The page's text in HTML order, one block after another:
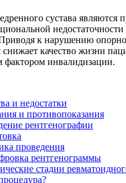
сустава являются
Приводя к нарушению
снижает качество жизни
фактором инвалидизации.
и недостатки
и противопоказания
рентгенографии
проведения
рентгенограммы
стадии